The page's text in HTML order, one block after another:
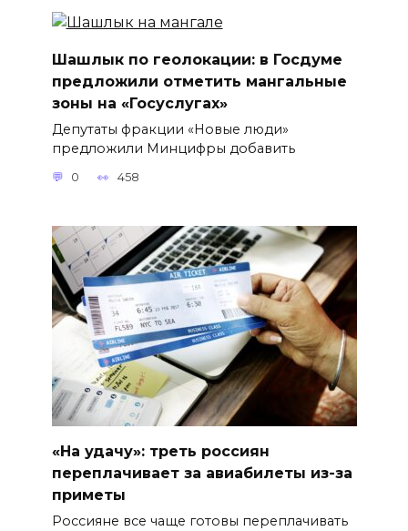
Шашлык по геолокации: в Госдуме
предложили отметить мангальные
зоны на «Госуслугах»
Депутаты фракции «Новые люди»
предложили Минцифры добавить
0 458
«На удачу»: треть россиян
переплачивает за авиабилеты из-за
приметы
Россияне все чаще готовы переплачивать